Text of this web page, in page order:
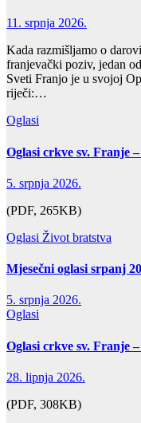
11. srpnja 2026.
Kada razmišljamo o
franjevački poziv, jedan
Sveti Franjo je u svojoj
riječi:…
Oglasi
Oglasi crkve sv. Franje
5. srpnja 2026.
(PDF, 265KB)
Oglasi Život bratstva
Mjesečni oglasi srpanj
5. srpnja 2026.
Oglasi
Oglasi crkve sv. Franje
28. lipnja 2026.
(PDF, 308KB)